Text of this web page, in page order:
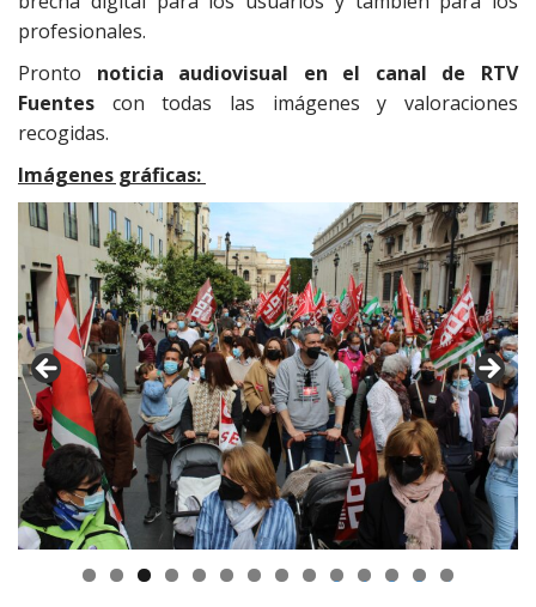
profesionales.
Pronto noticia audiovisual en el canal de RTV
Fuentes con todas las imágenes y valoraciones
recogidas.
Imágenes gráficas:
0 1 2 3 4